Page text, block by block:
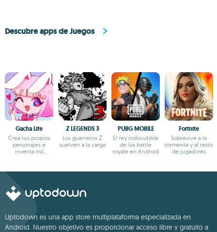
Descubre apps de Juegos
Gacha Life
Crea tus propios
personajes e
inventa mil
Z LEGENDS 3
Los guerreros Z
vuelven a la carga
PUBG MOBILE
El rey indiscutible
de los battle
royale en Android
Fortnite
Sobrevive a la
tormenta y al resto
de jugadores
Uptodown es una app store multiplataforma especializada en
Android. Nuestro objetivo es proporcionar acceso libre y gratuito a